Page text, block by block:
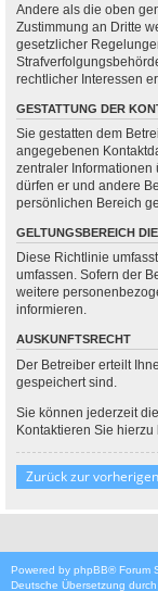
Andere als die oben
Zustimmung an Dritte
gesetzlicher
rechtlicher Interessen
GESTATTUNG DER
Sie gestatten dem
angegebenen
zentraler Informationen
dürfen er und andere
persönlichen Bereich
GELTUNGSBEREICH
Diese Richtlinie
umfassen. Sofern der
weitere
informieren.
AUSKUNFTSRECHT
Der Betreiber erteilt
gespeichert sind.
Sie können jederzeit
Kontaktieren Sie hierzu
Zurück zur
Powered by phpBB® Forum
Deutsche Übersetzung durch